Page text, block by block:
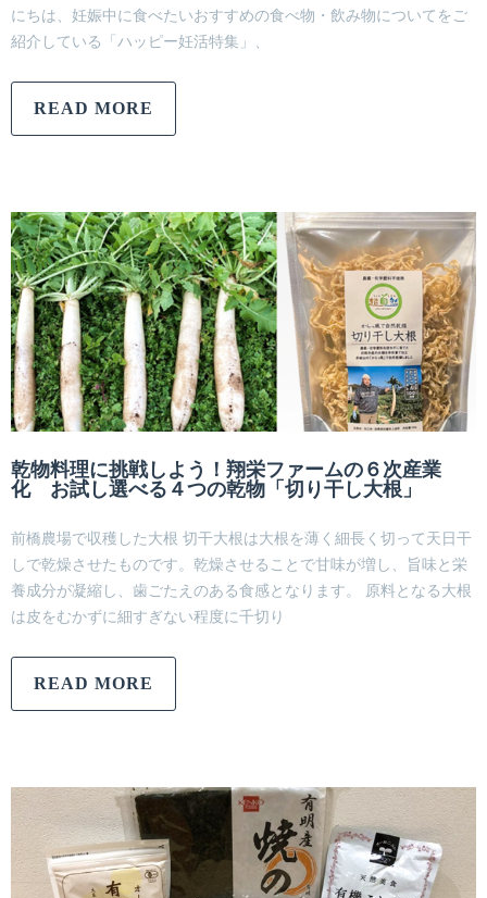
にちは、妊娠中に食べたいおすすめの食べ物・飲み物についてをご
紹介している「ハッピー妊活特集」、
READ MORE
乾物料理に挑戦しよう！翔栄ファームの６次産業
化 お試し選べる４つの乾物「切り干し大根」
前橋農場で収穫した大根 切干大根は大根を薄く細長く切って天日干
しで乾燥させたものです。乾燥させることで甘味が増し、旨味と栄
養成分が凝縮し、歯ごたえのある食感となります。 原料となる大根
は皮をむかずに細すぎない程度に千切り
READ MORE